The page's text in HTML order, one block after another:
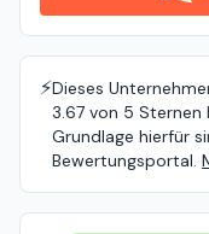
⚡️Dieses
3.67 von 5 Sternen
Grundlage hierfür
Bewertungsportal.